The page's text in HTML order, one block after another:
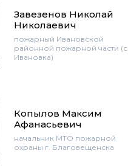
Завезенов Николай
Николаевич
пожарный Ивановской
районной пожарной части (с.
Ивановка)
Копылов Максим
Афанасьевич
начальник МТО пожарной
охраны г. Благовещенска